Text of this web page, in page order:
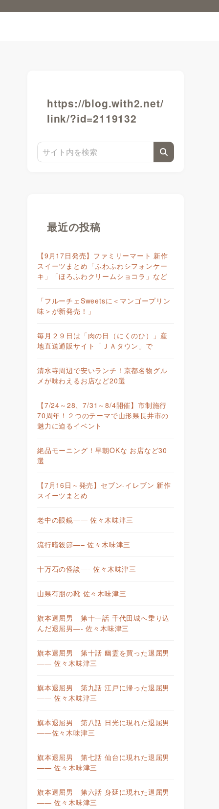
https://blog.with2.net/
link/?id=2119132
最近の投稿
【9月17日発売】ファミリーマート 新作
スイーツまとめ「ふわふわシフォンケー
キ」「ほろふわクリームショコラ」など
「フルーチェSweetsに＜マンゴープリン
味＞が新発売！」
毎月２９日は「肉の日（にくのひ）」産
地直送通販サイト「ＪＡタウン」で
清水寺周辺で安いランチ！京都名物グル
メが味わえるお店など20選
【7/24～28、7/31～8/4開催】市制施行
70周年！２つのテーマで山形県長井市の
魅力に迫るイベント
絶品モーニング！早朝OKな お店など30
選
【7月16日～発売】セブン-イレブン 新作
スイーツまとめ
老中の眼鏡—— 佐々木味津三
流行暗殺節—– 佐々木味津三
十万石の怪談—- 佐々木味津三
山県有朋の靴 佐々木味津三
旗本退屈男 第十一話 千代田城へ乗り込
んだ退屈男—- 佐々木味津三
旗本退屈男 第十話 幽霊を買った退屈男
—— 佐々木味津三
旗本退屈男 第九話 江戸に帰った退屈男
—— 佐々木味津三
旗本退屈男 第八話 日光に現れた退屈男
——佐々木味津三
旗本退屈男 第七話 仙台に現れた退屈男
—— 佐々木味津三
旗本退屈男 第六話 身延に現れた退屈男
—— 佐々木味津三